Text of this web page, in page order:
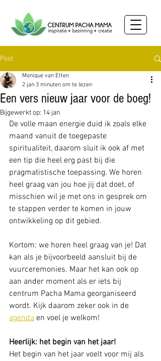
Post
Een vers nieuw jaar voor de boeg!
Monique van Etten
2 jan 3 minuten om te lezen
Bijgewerkt op: 14 jan
De volle maan energie duid ik zoals elke
maand vanuit de toegepaste
spiritualiteit, daarom sluit ik ook af met
een tip die heel erg past bij die
pragmatistische toepassing. We horen
heel graag van jou hoe jij dat doet, of
misschien wil je met ons in gesprek om
te stappen verder te komen in jouw
ontwikkeling op dit gebied.
Kortom: we horen heel graag van je! Dat
kan als je bijvoorbeeld aansluit bij de
vuurceremonies. Maar het kan ook op
aan ander moment als er iets bij
centrum Pacha Mama georganiseerd
wordt. Kijk daarom zeker ook in de
agenda en voel je welkom!
Heerlijk: het begin van het jaar!
Het begin van het jaar voelt voor mij als